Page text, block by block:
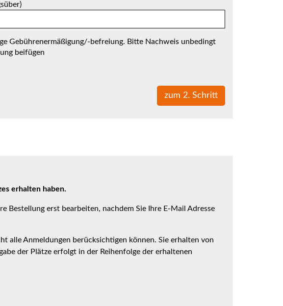
Gebührenermäßigung/-befreiung. Bitte Nachweis unbedingt
beifügen
erhalten haben.
Bestellung erst bearbeiten, nachdem Sie Ihre E-Mail Adresse
alle Anmeldungen berücksichtigen können. Sie erhalten von
der Plätze erfolgt in der Reihenfolge der erhaltenen